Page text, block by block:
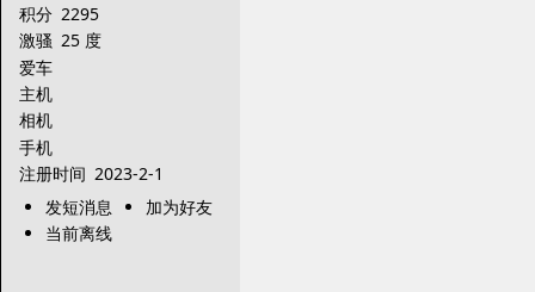
积分 2295
激骚 25 度
爱车
主机
相机
手机
注册时间 2023-2-1
发短消息
加为好友
当前离线